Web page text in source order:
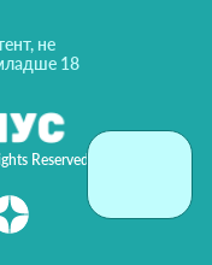
Reserved!
не
18